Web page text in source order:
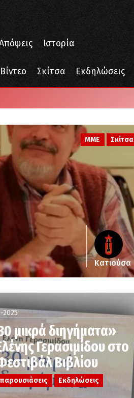
Ιστορία
Βίντεο Σκίτσα Εκδηλώσεις
ΜΜΕ Σκίτσα
Κατιούσα
2025
μικρά διηγήματα»
Γερασιμίδου στο
Βιβλίου
Εκδηλώσεις